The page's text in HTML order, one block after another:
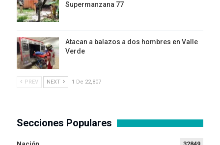
Supermanzana 77
Atacan a balazos a dos hombres en Valle
Verde
PREV NEXT 1 De 22,807
Secciones Populares